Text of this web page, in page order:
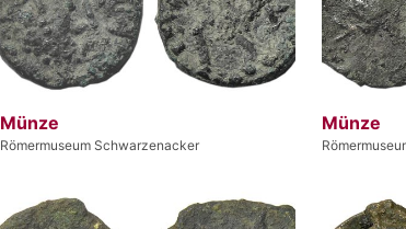
Münze
Römermuseum Schwarzenacker
Münze